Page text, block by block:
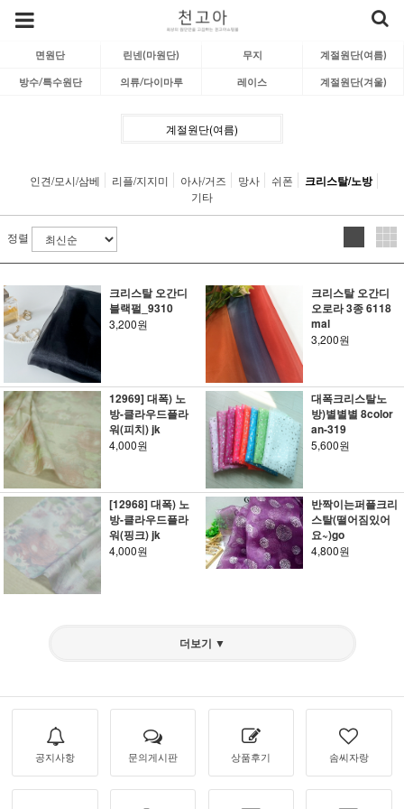
면원단 린넨(마원단) 무지 계절원단(여름)
방수/특수원단 의류/다이마루 레이스 계절원단(겨울)
계절원단(여름)
인견/모시/삼베 리플/지지미 아사/거즈 망사 쉬폰 크리스탈/노방
기타
정렬
크리스탈 오간디
블랙펄_9310
3,200원
크리스탈 오간디
오로라 3종 6118
mal
3,200원
12969] 대폭) 노
방-클라우드플라
워(피치) jk
4,000원
대폭크리스탈노
방)별별별 8color
an-319
5,600원
[12968] 대폭) 노
방-클라우드플라
워(핑크) jk
4,000원
반짝이는퍼플크리
스탈(떨어짐있어
요~)go
4,800원
더보기 ▼
공지사항 문의게시판 상품후기 솜씨자랑